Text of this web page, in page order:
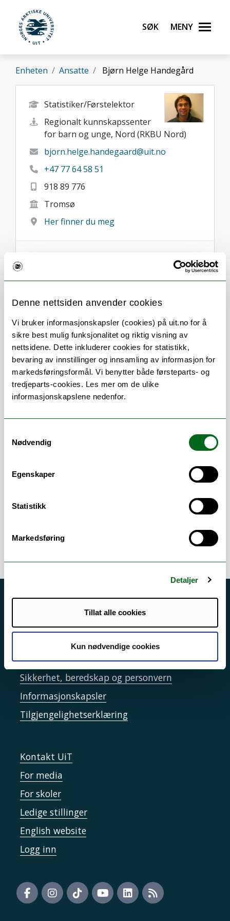
Denne nettsiden anvender cookies
Vi bruker informasjonskapsler (cookies) på uit.no for å
sikre best mulig funksjonalitet og riktig visning av
nettsidene. Dette inkluderer cookies for statistikk,
bevaring av innstillinger og innsamling av informasjon for
markedsføringsformål. Vi benytter både førsteparts- og
tredjeparts-cookies. Les mer om de ulike
informasjonskapslene nedenfor.
Nødvendig
Egenskaper
Statistikk
Markedsføring
Detaljer
Tillat alle cookies
Kun nødvendige cookies
Gå til hovedinnhold
UiT Norges arktiske universitet
Søk Meny
Enheten Ansatte Bjørn Helge Handegård
Statistiker/Førstelektor
Regionalt kunnskapssenter
for barn og unge, Nord (RKBU Nord)
bjorn.helge.handegaard@uit.no
+47 77 64 58 51
918 89 776
Tromsø
Her finner du meg
Forskning og undervisning
CV
Publikasjoner
Her finner du meg
Stillingsbeskrivelse
statistiske problemstillinger knyttet til
planlegging av undersøkelser ved RKBU.
kvalitetssikring av datasett. Dataanalyse på
statistiske metoder på kurs i regi av RKBU,
og på enkelte eksterne kurs.
Driftsmeldinger
Personvern ved UiT
Sikkerhet, beredskap og personvern
Informasjonskapsler
Tilgjengelighetserklæring
Kontakt UiT
For media
For skoler
Ledige stillinger
English website
Logg inn